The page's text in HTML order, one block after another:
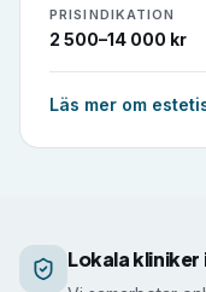
PRISINDIKATION
2 500–14 000 kr
Läs mer om
Så fungerar
Lokala kliniker